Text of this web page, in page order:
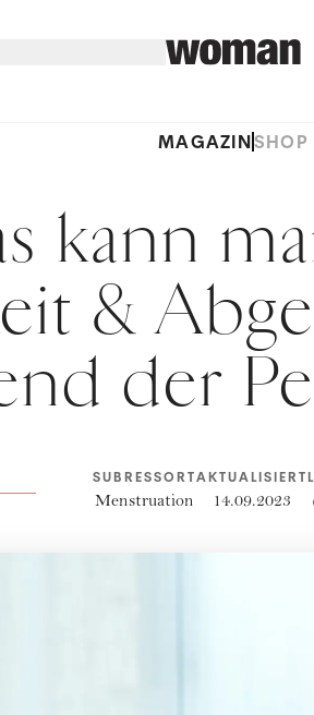
MAGAZINSHOP
kann
&
der
SUBRESSORT
Menstruation
AKTUALISIERT
14.09.2023